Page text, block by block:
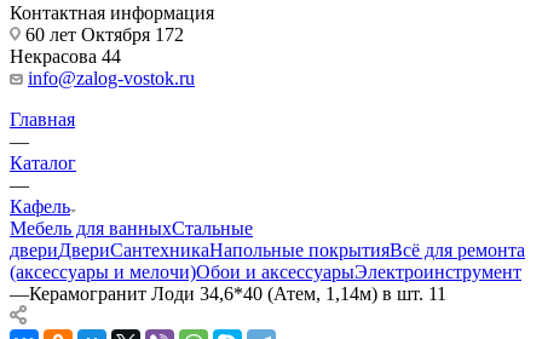
Контактная информация
60 лет Октября 172
Некрасова 44
info@zalog-vostok.ru
Главная
—
Каталог
—
Кафель
Мебель для ванныхСтальные
двериДвериСантехникаНапольные покрытияВсё для ремонта
(аксессуары и мелочи)Обои и аксессуарыЭлектроинструмент
—Керамогранит Лоди 34,6*40 (Атем, 1,14м) в шт. 11